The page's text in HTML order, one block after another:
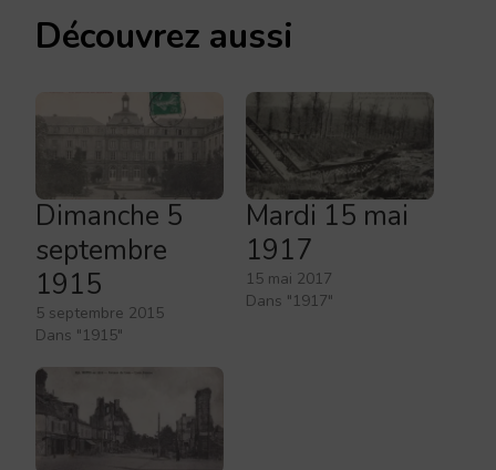
Découvrez aussi
Dimanche 5
septembre
1915
5 septembre 2015
Dans "1915"
Mardi 15 mai
1917
15 mai 2017
Dans "1917"